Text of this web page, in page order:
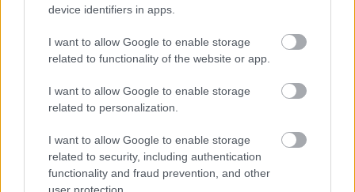
device identifiers in apps.
I want to allow Google to enable storage
related to functionality of the website or app.
I want to allow Google to enable storage
related to personalization.
I want to allow Google to enable storage
related to security, including authentication
functionality and fraud prevention, and other
Orvos figyelmeztet: ezt az apró reggeli tünetet ne
söpörd a szőnyeg alá